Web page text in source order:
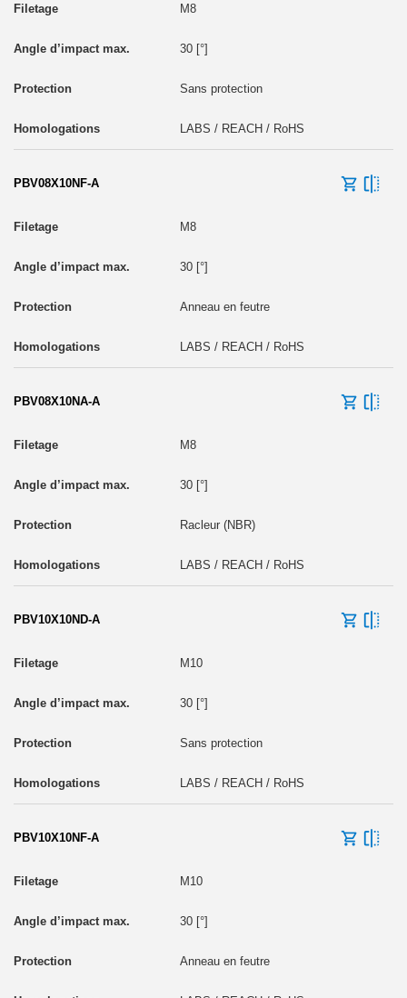
M8
30 [°]
Sans protection
LABS / REACH / RoHS
PBV08X10NF-A
M8
30 [°]
Anneau en feutre
LABS / REACH / RoHS
PBV08X10NA-A
M8
30 [°]
Racleur (NBR)
LABS / REACH / RoHS
PBV10X10ND-A
M10
30 [°]
Sans protection
LABS / REACH / RoHS
PBV10X10NF-A
M10
30 [°]
Anneau en feutre